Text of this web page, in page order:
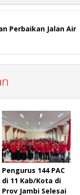
Perbaikan Jalan Air
Pengurus 144 PAC
di 11 Kab/Kota di
Prov Jambi Selesai